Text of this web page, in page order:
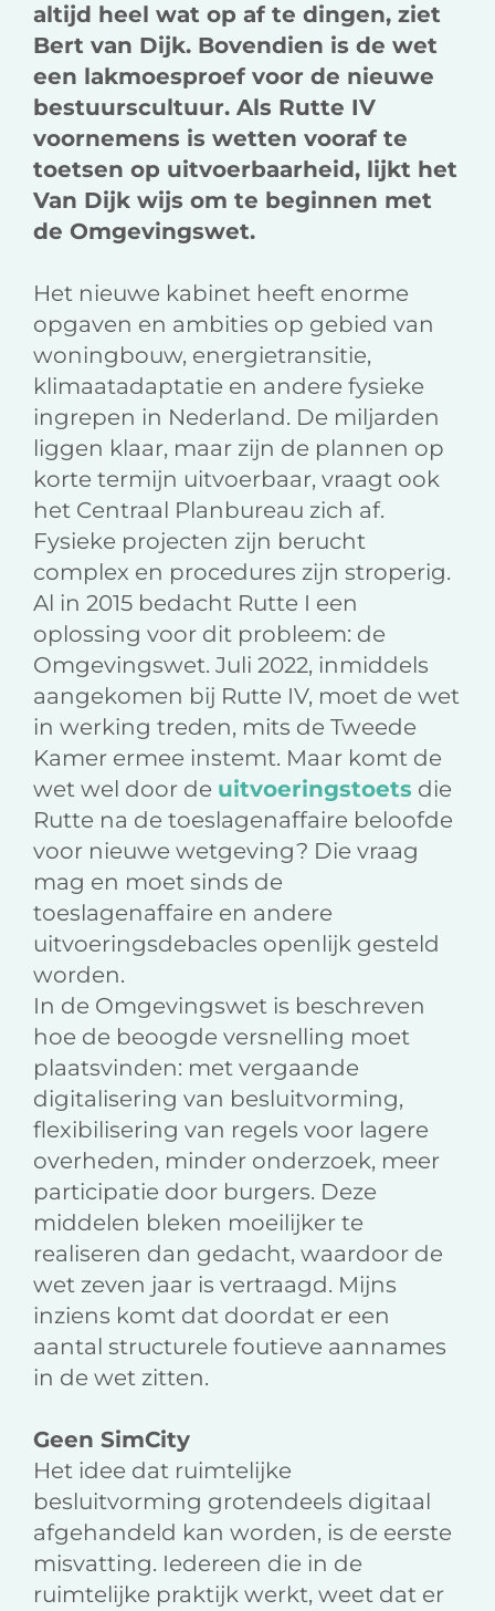
altijd heel wat op af te dingen, ziet
Bert van Dijk. Bovendien is de wet
een lakmoesproef voor de nieuwe
bestuurscultuur. Als Rutte IV
voornemens is wetten vooraf te
toetsen op uitvoerbaarheid, lijkt het
Van Dijk wijs om te beginnen met
de Omgevingswet.
Het nieuwe kabinet heeft enorme
opgaven en ambities op gebied van
woningbouw, energietransitie,
klimaatadaptatie en andere fysieke
ingrepen in Nederland. De miljarden
liggen klaar, maar zijn de plannen op
korte termijn uitvoerbaar, vraagt ook
het Centraal Planbureau zich af.
Fysieke projecten zijn berucht
complex en procedures zijn stroperig.
Al in 2015 bedacht Rutte I een
oplossing voor dit probleem: de
Omgevingswet. Juli 2022, inmiddels
aangekomen bij Rutte IV, moet de wet
in werking treden, mits de Tweede
Kamer ermee instemt. Maar komt de
wet wel door de uitvoeringstoets die
Rutte na de toeslagenaffaire beloofde
voor nieuwe wetgeving? Die vraag
mag en moet sinds de
toeslagenaffaire en andere
uitvoeringsdebacles openlijk gesteld
worden.
In de Omgevingswet is beschreven
hoe de beoogde versnelling moet
plaatsvinden: met vergaande
digitalisering van besluitvorming,
flexibilisering van regels voor lagere
overheden, minder onderzoek, meer
participatie door burgers. Deze
middelen bleken moeilijker te
realiseren dan gedacht, waardoor de
wet zeven jaar is vertraagd. Mijns
inziens komt dat doordat er een
aantal structurele foutieve aannames
in de wet zitten.
Geen SimCity
Het idee dat ruimtelijke
besluitvorming grotendeels digitaal
afgehandeld kan worden, is de eerste
misvatting. Iedereen die in de
ruimtelijke praktijk werkt, weet dat er